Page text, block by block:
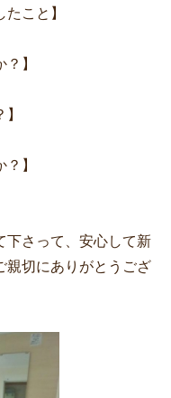
こと】
】
】
下さって、安心して新
親切にありがとうござ